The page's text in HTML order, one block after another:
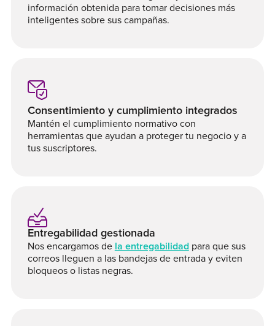
información obtenida para tomar decisiones más
inteligentes sobre sus campañas.
Consentimiento y cumplimiento integrados
Mantén el cumplimiento normativo con
herramientas que ayudan a proteger tu negocio y a
tus suscriptores.
Entregabilidad gestionada
Nos encargamos de la entregabilidad para que sus
correos lleguen a las bandejas de entrada y eviten
bloqueos o listas negras.